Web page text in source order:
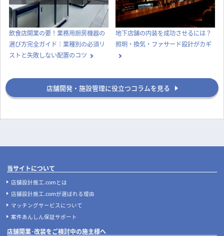
飲食店開業の要！業務用厨房機器の
選び方完全ガイド｜業種別の必須リ
ストと失敗しない配置のコツ
地下店舗の内装を成功させるには？
照明・換気・ファサード設計がカギ
店舗開発・施設管理に役立つコラムを見る
当サイトについて
店舗設計施工.comとは
店舗設計施工.comが選ばれる理由
マッチングサービスについて
案件あんしん保証サポート
店舗開業･改装をご検討中の施主様へ